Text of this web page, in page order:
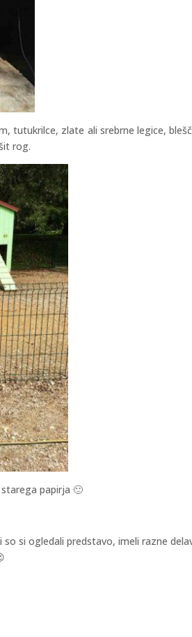
tutukrilce, zlate ali srebrne legice,
rog.
papirja 🙂
si ogledali predstavo, imeli razne